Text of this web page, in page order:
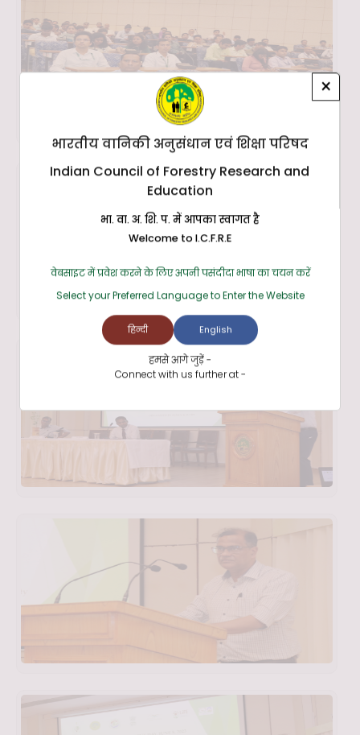
×
भारतीय वानिकी अनुसंधान एवं शिक्षा परिषद
Indian Council of Forestry Research and
Education
भा. वा. अ. शि. प. में आपका स्वागत है
Welcome to I.C.F.R.E
वेबसाइट में प्रवेश करने के लिए अपनी पसंदीदा भाषा का चयन करें
Select your Preferred Language to Enter the Website
हिन्दी English
हमसे आगे जुड़ें -
Connect with us further at -